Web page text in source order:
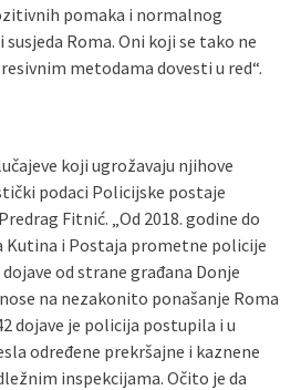
pomaka i normalnog
Roma. Oni koji se tako ne
metodama dovesti u red“.
koji ugrožavaju njihove
podaci Policijske postaje
Fitnić. „Od 2018. godine do
Kutina i Postaja prometne policije
od strane građana Donje
na nezakonito ponašanje Roma
dojave je policija postupila i u
određene prekršajne i kaznene
inspekcijama. Očito je da